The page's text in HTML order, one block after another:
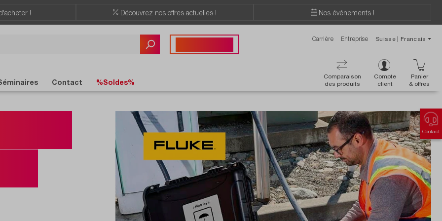
! Découvrez nos offres actuelles ! Nos événements !
Carrière Entreprise Suisse | Francais
Comparaison
des produits
Compte
client
Panier
& offres
Contact %Soldes%
Contact